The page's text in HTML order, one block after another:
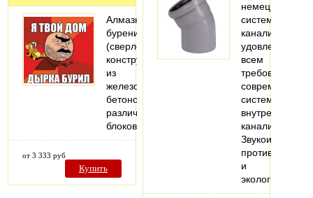
Алмазное
бурение
(сверление)
конструкций
из
железобетонов,
бетонов,
различных
блоков
от 3 333 руб
Купить
немецкая
система
канализации,
всем
требованиям
современных
систем
внутренней
канализации.
Звукоизоляция,
и